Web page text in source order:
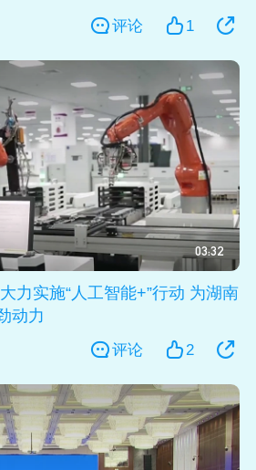
1
评论
03:32
力实施“人工智能+”行动 为湖南
动力
2
评论